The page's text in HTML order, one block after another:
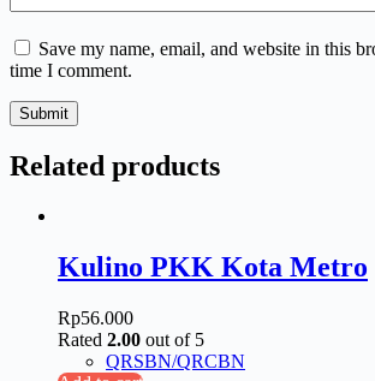
Save my name, email, and website in this
time I comment.
Submit
Related products
Kulino PKK Kota Metro
Rp56.000
Rated 2.00 out of 5
QRSBN/QRCBN